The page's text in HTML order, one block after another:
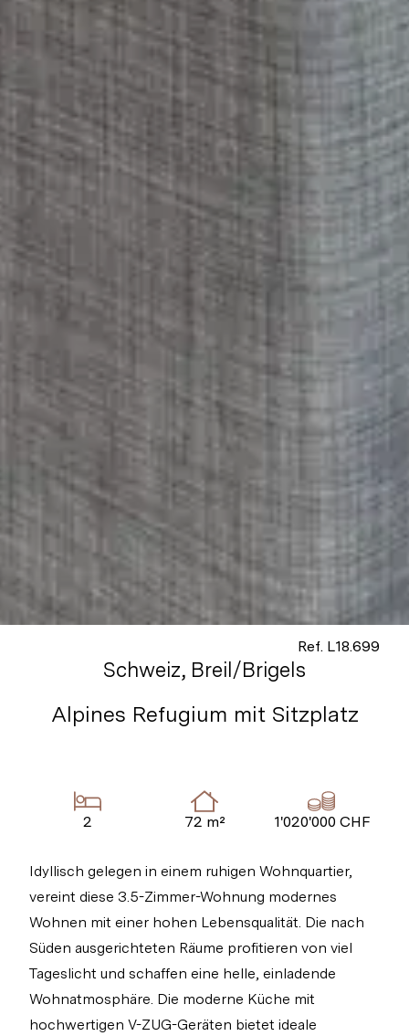
Ref. L18.699
Schweiz, Breil/Brigels
Alpines Refugium mit Sitzplatz
2 72 m² 1'020'000 CHF
Idyllisch gelegen in einem ruhigen Wohnquartier,
vereint diese 3.5-Zimmer-Wohnung modernes
Wohnen mit einer hohen Lebensqualität. Die nach
Süden ausgerichteten Räume profitieren von viel
Tageslicht und schaffen eine helle, einladende
Wohnatmosphäre. Die moderne Küche mit
hochwertigen V-ZUG-Geräten bietet ideale
Direkt teilen